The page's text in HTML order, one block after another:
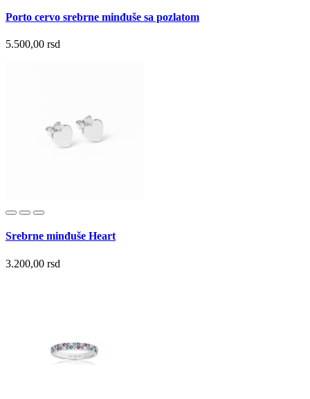
Porto cervo srebrne minđuše sa pozlatom
5.500,00 rsd
Srebrne minđuše Heart
3.200,00 rsd